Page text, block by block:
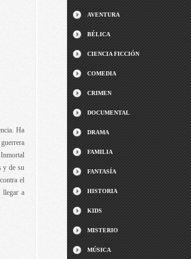
Ha
y de su
el
llegar a
AVENTURA
BÉLICA
CIENCIA FICCIÓN
COMEDIA
CRIMEN
DOCUMENTAL
DRAMA
FAMILIA
FANTASÍA
HISTORIA
KIDS
MISTERIO
MÚSICA